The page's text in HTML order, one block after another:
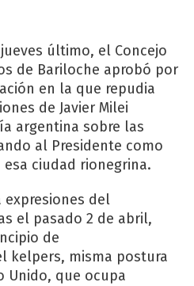
último, el Concejo
de Bariloche aprobó por
en la que repudia
de Javier Milei
argentina sobre las
al Presidente como
esa ciudad rionegrina.
expresiones del
el pasado 2 de abril,
de
kelpers, misma postura
Unido, que ocupa